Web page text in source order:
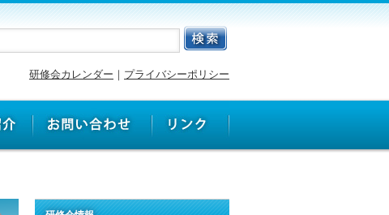
研修会カレンダー ｜ プライバシーポリシー